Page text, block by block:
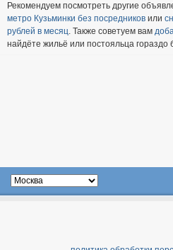
Рекомендуем посмотреть другие
метро Кузьминки без посредников или
рублей в месяц. Также советуем вам
найдёте жильё или постояльца гораздо